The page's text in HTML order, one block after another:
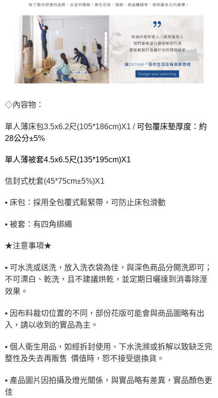
◇內容物：
單人薄床包3.5x6.2尺(105*186cm)X1 /可包覆床墊厚度：約
28公分±5%
單人薄被套4.5x6.5尺(135*195cm)X1
信封式枕套(45*75cm±5%)X1
▪ 床包：採用全包覆式鬆緊帶，可防止床包滑動
▪ 被套：有四角綁繩
★注意事項★
▪ 可水洗或送洗，放入洗衣袋為佳，與深色商品分開洗即可；
不可漂白、乾洗，且不建議烘乾，並定期日曬達到消毒除溼
效果。
▪ 因布料裁切位置的不同，部份花版可能會與商品圖略有出
入，請以收到的實品為主。
▪ 個人衛生用品，如經拆封使用、下水洗滌或拆解以致缺乏完
整性及失去再販售 價值時，恕不接受退換貨。
▪ 產品圖片因拍攝及燈光關係，與實品略有差異，實品顏色更
佳